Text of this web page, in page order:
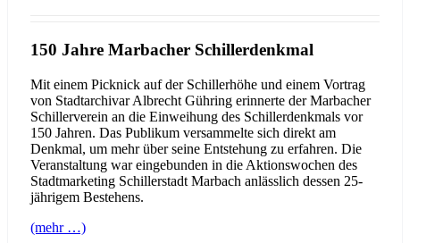
150 Jahre Marbacher Schillerdenkmal
Mit einem Picknick auf der Schillerhöhe und einem Vortrag
von Stadtarchivar Albrecht Gühring erinnerte der Marbacher
Schillerverein an die Einweihung des Schillerdenkmals vor
150 Jahren. Das Publikum versammelte sich direkt am
Denkmal, um mehr über seine Entstehung zu erfahren. Die
Veranstaltung war eingebunden in die Aktionswochen des
Stadtmarketing Schillerstadt Marbach anlässlich dessen 25-
jährigem Bestehens.
(mehr …)